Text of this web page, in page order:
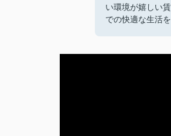
い環境が嬉しい
での快適な生活